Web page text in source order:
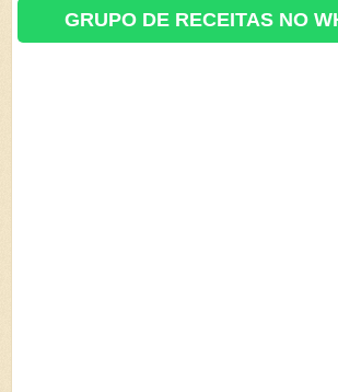
GRUPO DE RECEITAS NO